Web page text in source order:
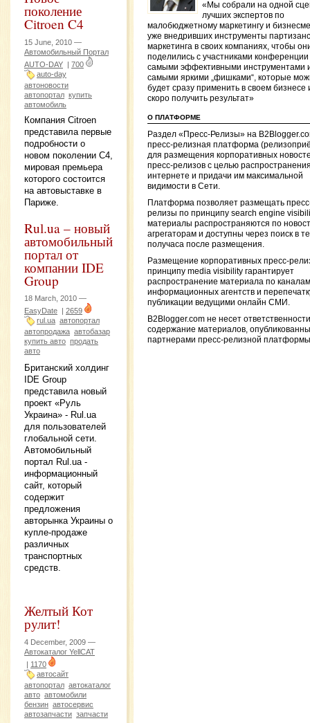
поколение
Citroen C4
15 June, 2010 —
Автомобильный Портал
AUTO-DAY | 700
auto-day
автоновости
автопортал купить
автомобиль
Компания Citroen
представила первые
подробности о
новом поколении C4,
мировая премьера
которого состоится
на автовыставке в
Париже.
Rul.ua – новый
автомобильный
портал от
компании IDE
Group
18 March, 2010 —
EasyDate
2659
rul.ua автопортал
автопродажа автобазар
купить авто продать
авто
Британский холдинг
IDE Group
представила новый
проект «Руль
Украина» - Rul.ua
для пользователей
глобальной сети.
Автомобильный
портал Rul.ua -
информационный
сайт, который
содержит
предложения
авторынка Украины о
купле-продаже
различных
транспортных
средств.
Желтый Кот
рулит!
4 December, 2009 —
Автокаталог YellCAT
| 1170
автосайт
автопортал автокаталог
авто автомобили
бензин автосервис
автозапчасти запчасти
«Мы собрали на одной
лучших экспертов по
малобюджетному маркетингу и
уже внедривших инструменты
маркетинга в своих компаниях, чтобы
поделились с участниками конференции
самыми эффективными инструментами
самыми яркими „фишками“, которые
будет сразу применить в своем бизнесе
скоро получить результат»
О ПЛАТФОРМЕ
Раздел «Пресс-Релизы» на
пресс-релизная платформа
для размещения корпоративных
пресс-релизов с целью
интернете и придачи им максимальной
видимости в Сети.
Платформа позволяет размещать
релизы по принципу search engine
материалы распространяются по
агрегаторам и доступны через поиск в
получаса после размещения.
Размещение корпоративных пресс-
принципу media visibility гарантирует
распространение материала по каналам
информационных агентств и
публикации ведущими онлайн СМИ.
B2Blogger.com не несет
содержание материалов,
партнерами пресс-релизной